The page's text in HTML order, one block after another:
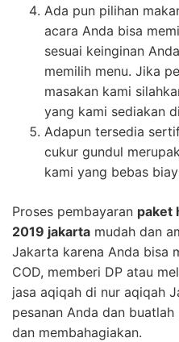
Ada pun pilihan
acara Anda bisa
sesuai keinginan
memilih menu. Jika
masakan kami
yang kami sediakan
Adapun tersedia
cukur gundul
kami yang bebas
Proses pembayaran paket
2019 jakarta mudah dan
Jakarta karena Anda bisa
COD, memberi DP atau
jasa aqiqah di nur aqiqah
pesanan Anda dan
dan membahagiakan.